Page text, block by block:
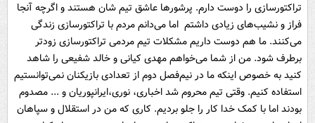
تراکتورسازی را دوست دارم. پرشورها عاشق تیم شان هستند و اگرچه آنجا
فراز و نشیب‌های زیادی داشتم اما می‌دانم مردم با تراکتورسازی زندگی
می‌کنند. ما هم دوست داریم مشکلات تیم مردمی تراکتورسازی زودتر
برطرف شود. من از شما می‌خواهم مهدی کیانی و خالد شفیعی را شاهد
کنید به خصوص اینکه ما در نیم‌فصل دوم از تعدادی بازیکنان نمی‌توانستیم
استفاده کنیم. وقتی تیم محروم شد اخباری، نوری،‌ایرانپوریان و ... مصدوم
بودند اما با کمک خدا کار را جلو بردیم. کاری که من در استقلال و سپاهان